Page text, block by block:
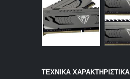
ΤΕΧΝΙΚΑ ΧΑΡΑΚΤΗΡΙΣΤΙΚΑ